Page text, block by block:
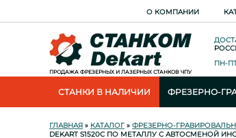
О КОМПАНИИ
ПРОДАЖА ФРЕЗЕРНЫХ И ЛАЗЕРНЫХ СТАНКОВ ЧПУ
ПН-
СТАНКИ В НАЛИЧИИ ФРЕЗЕРНО-
ГЛАВНАЯ » КАТАЛОГ » ФРЕЗЕРНО-
DEKART S1520С ПО МЕТАЛЛУ С АВТОСМЕНОЙ